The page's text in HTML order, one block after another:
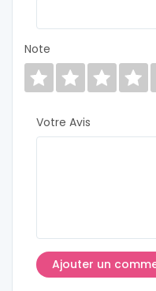
Note
Votre Avis